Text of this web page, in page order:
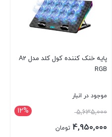
پایه خنک کننده کول کلد مدل A2
RGB
موجود در انبار
12% 5,635,000
4,950,000 تومان